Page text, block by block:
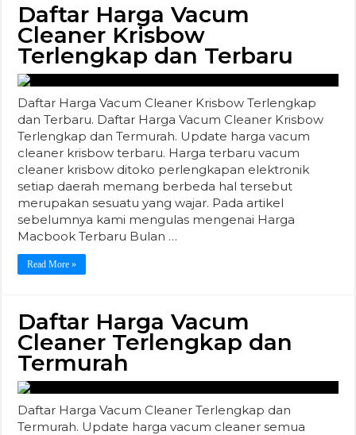
Daftar Harga Vacum
Cleaner Krisbow
Terlengkap dan Terbaru
Daftar Harga Vacum Cleaner Krisbow Terlengkap
dan Terbaru. Daftar Harga Vacum Cleaner Krisbow
Terlengkap dan Termurah. Update harga vacum
cleaner krisbow terbaru. Harga terbaru vacum
cleaner krisbow ditoko perlengkapan elektronik
setiap daerah memang berbeda hal tersebut
merupakan sesuatu yang wajar. Pada artikel
sebelumnya kami mengulas mengenai Harga
Macbook Terbaru Bulan …
Read More »
Daftar Harga Vacum
Cleaner Terlengkap dan
Termurah
Daftar Harga Vacum Cleaner Terlengkap dan
Termurah. Update harga vacum cleaner semua